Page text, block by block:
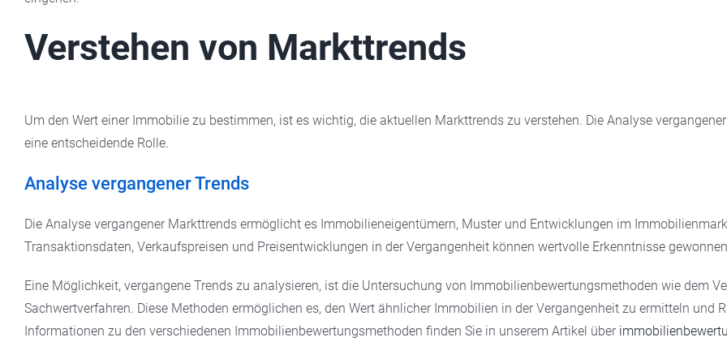
Verstehen von Markttrends
Um den Wert einer Immobilie zu bestimmen, ist es wichtig, die aktuellen Markttrends zu verstehen. Die Analyse
eine entscheidende Rolle.
Analyse vergangener Trends
Die Analyse vergangener Markttrends ermöglicht es Immobilieneigentümern, Muster und Entwicklungen im
Transaktionsdaten, Verkaufspreisen und Preisentwicklungen in der Vergangenheit können wertvolle Erkenntnisse
Eine Möglichkeit, vergangene Trends zu analysieren, ist die Untersuchung von Immobilienbewertungsmethoden wie dem
Sachwertverfahren. Diese Methoden ermöglichen es, den Wert ähnlicher Immobilien in der Vergangenheit zu ermitteln und
Informationen zu den verschiedenen Immobilienbewertungsmethoden finden Sie in unserem Artikel über